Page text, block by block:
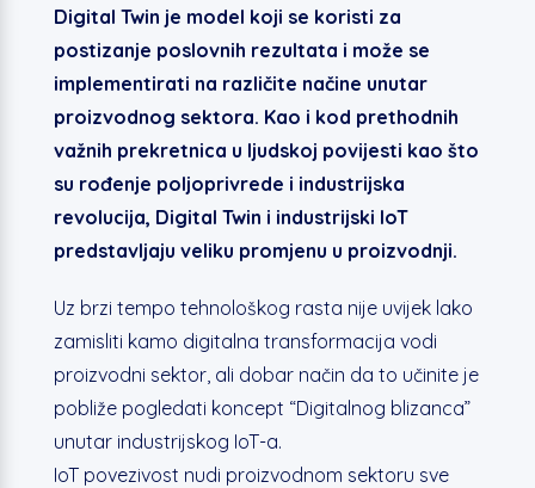
Digital Twin je model koji se koristi za
postizanje poslovnih rezultata i može se
implementirati na različite načine unutar
proizvodnog sektora. Kao i kod prethodnih
važnih prekretnica u ljudskoj povijesti kao što
su rođenje poljoprivrede i industrijska
revolucija, Digital Twin i industrijski IoT
predstavljaju veliku promjenu u proizvodnji.
Uz brzi tempo tehnološkog rasta nije uvijek lako
zamisliti kamo digitalna transformacija vodi
proizvodni sektor, ali dobar način da to učinite je
pobliže pogledati koncept “Digitalnog blizanca”
unutar industrijskog IoT-a.
IoT povezivost nudi proizvodnom sektoru sve